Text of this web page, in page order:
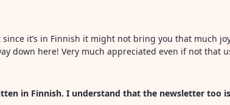
it’s in Finnish it might not bring you that much
down here! Very much appreciated even if not that
in Finnish. I understand that the newsletter too